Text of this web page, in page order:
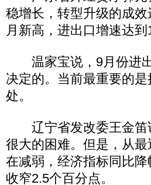
稳增长，转型升级的成
月新高，进出口增速达到
温家宝说，9月份进出
决定的。当前最重要的
处。
辽宁省发改委王金笛
很大的困难。但是，从
在减弱，经济指标同比
收窄2.5个百分点。